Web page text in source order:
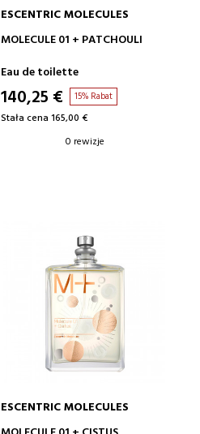
DODAJ DO KOSZYKA
ESCENTRIC MOLECULES
MOLECULE 01 + PATCHOULI
Eau de toilette
140,25 € 15% Rabat
Stała cena 165,00 €
0 rewizje
DODAJ DO KOSZYKA
ESCENTRIC MOLECULES